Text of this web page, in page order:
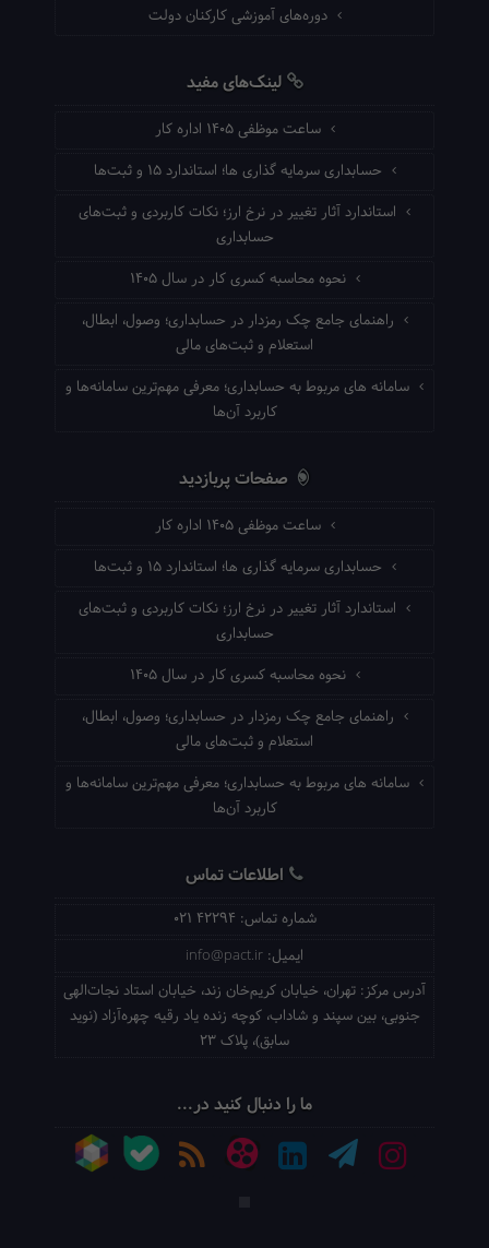
دوره‌های آموزشی کارکنان دولت
لینک‌های مفید
ساعت موظفی ۱۴۰۵ اداره کار
حسابداری سرمایه گذاری ها؛ استاندارد ۱۵ و ثبت‌ها
استاندارد آثار تغییر در نرخ ارز؛ نکات کاربردی و ثبت‌های
حسابداری
نحوه محاسبه کسری کار در سال ۱۴۰۵
راهنمای جامع چک رمزدار در حسابداری؛ وصول، ابطال،
استعلام و ثبت‌های مالی
سامانه های مربوط به حسابداری؛ معرفی مهم‌ترین سامانه‌ها و
کاربرد آن‌ها
صفحات پربازدید
ساعت موظفی ۱۴۰۵ اداره کار
حسابداری سرمایه گذاری ها؛ استاندارد ۱۵ و ثبت‌ها
استاندارد آثار تغییر در نرخ ارز؛ نکات کاربردی و ثبت‌های
حسابداری
نحوه محاسبه کسری کار در سال ۱۴۰۵
راهنمای جامع چک رمزدار در حسابداری؛ وصول، ابطال،
استعلام و ثبت‌های مالی
سامانه های مربوط به حسابداری؛ معرفی مهم‌ترین سامانه‌ها و
کاربرد آن‌ها
اطلاعات تماس
شماره تماس: 021 42294
ایمیل: info@pact.ir
آدرس مرکز: تهران، خیابان کریم‌خان زند، خیابان استاد نجات‌الهی
جنوبی، بین سپند و شاداب، کوچه زنده یاد رقیه چهره‌آزاد (نوید
سابق)، پلاک 23
ما را دنبال کنید در...